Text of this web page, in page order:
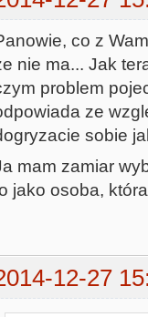
co z
nie ma... Jak
problem
ze
sobie
mam zamiar
jako osoba,
12-27